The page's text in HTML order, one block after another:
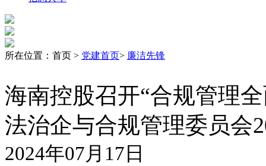
所在位置：首页 > 党建首页> 廉洁先锋
海南控股召开“合规管理
法治企与合规管理委员会
2024年07月17日